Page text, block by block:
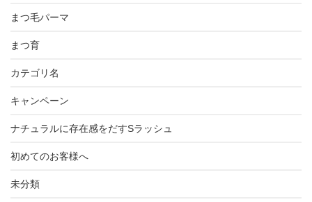
まつ毛パーマ
まつ育
カテゴリ名
キャンペーン
ナチュラルに存在感をだすSラッシュ
初めてのお客様へ
未分類